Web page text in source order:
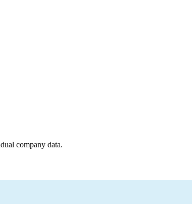
company data.